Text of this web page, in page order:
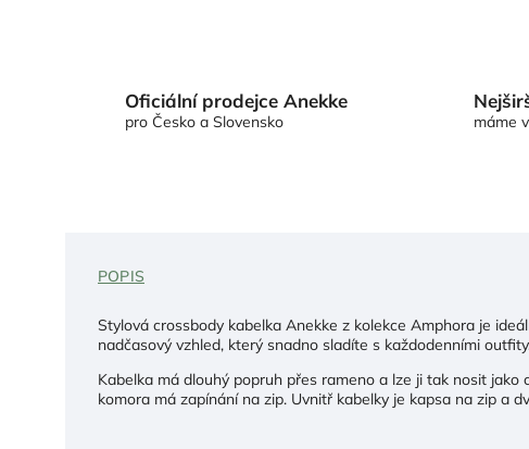
Oficiální prodejce Anekke
pro Česko a Slovensko máme
POPIS
Stylová crossbody kabelka Anekke z kolekce Amphora je
nadčasový vzhled, který snadno sladíte s každodenními
Kabelka má dlouhý popruh přes rameno a lze ji tak nosit
komora má zapínání na zip. Uvnitř kabelky je kapsa na zip a